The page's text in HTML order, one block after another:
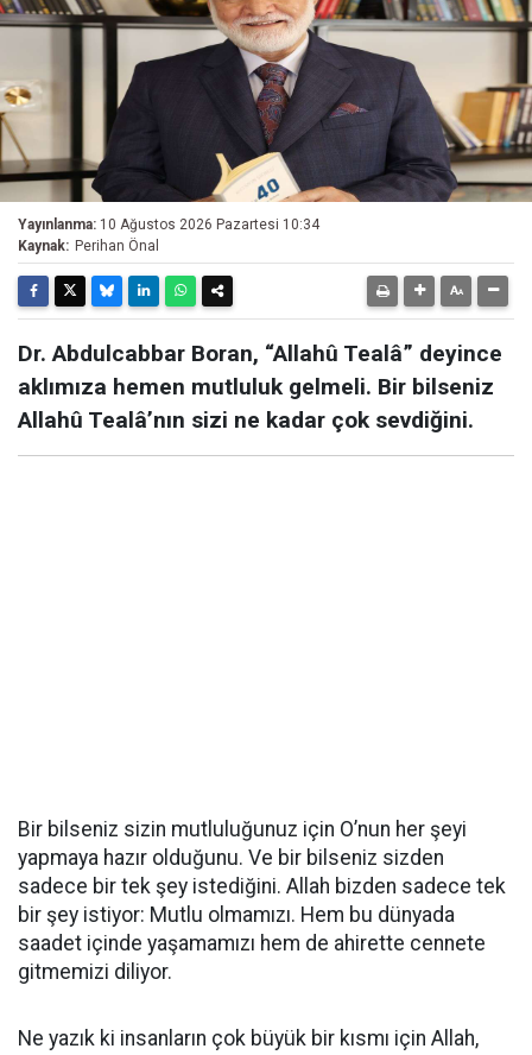
Yayınlanma: 10 Ağustos 2026 Pazartesi 10:34
Kaynak: Perihan Önal
Dr. Abdulcabbar Boran, “Allahû Tealâ” deyince
aklımıza hemen mutluluk gelmeli. Bir bilseniz
Allahû Tealâ’nın sizi ne kadar çok sevdiğini.
Bir bilseniz sizin mutluluğunuz için O’nun her şeyi
yapmaya hazır olduğunu. Ve bir bilseniz sizden
sadece bir tek şey istediğini. Allah bizden sadece tek
bir şey istiyor: Mutlu olmamızı. Hem bu dünyada
saadet içinde yaşamamızı hem de ahirette cennete
gitmemizi diliyor.
Ne yazık ki insanların çok büyük bir kısmı için Allah,